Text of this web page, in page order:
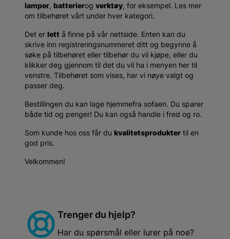
lamper, batterierog verktøy, for eksempel. Les mer
om tilbehøret vårt under hver kategori.
Det er lett å finne på vår nettside. Enten kan du
skrive inn registreringsnummeret ditt og begynne å
søke på tilbehøret eller tilbehør du vil kjøpe, eller du
klikker deg gjennom til det du vil ha i menyen her til
venstre. Tilbehøret som vises, har vi nøye valgt og
passer deg.
Bestillingen du kan lage hjemmefra sofaen. Du sparer
både tid og penger! Du kan også handle i fred og ro.
Som kunde hos oss får du kvalitetsprodukter til en
god pris.
Velkommen!
Trenger du hjelp?
Har du spørsmål eller lurer på noe?